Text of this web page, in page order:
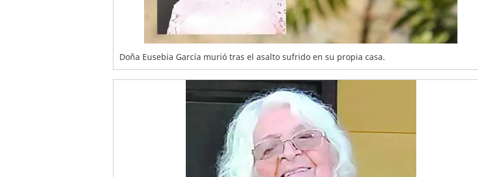
Doña Eusebia García murió tras el asalto sufrido en su propia casa.